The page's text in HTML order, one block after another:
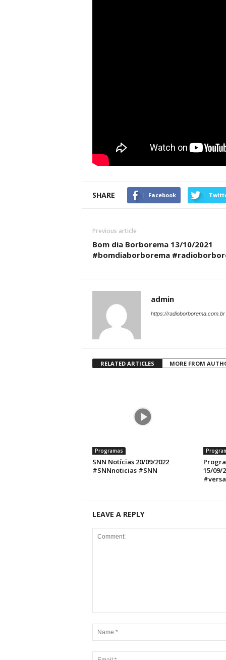
SHARE Facebook
Previous article
Bom dia Borborema 13/10/2021
#bomdiaborborema
admin
https://radioborborema.com.br
RELATED ARTICLES MORE FROM
Programas
SNN Notícias 20/09/2022
#SNNnoticias #SNN
15/09/
LEAVE A REPLY